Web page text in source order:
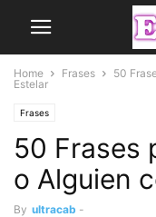
Home Frases
50
Estelar
Frases
50 Frases
o Alguien
By ultracab -